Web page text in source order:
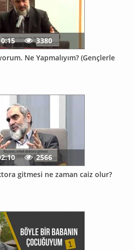
Ne Yapmalıyım? (Gençlerle
3380
gitmesi ne zaman caiz olur?
2566